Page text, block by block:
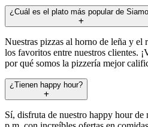
¿Cuál es el plato más popular de
Nuestras pizzas al horno de leña y el
los favoritos entre nuestros clientes.
por qué somos la pizzería mejor
¿Tienen happy hour?
Sí, disfruta de nuestro happy hour de